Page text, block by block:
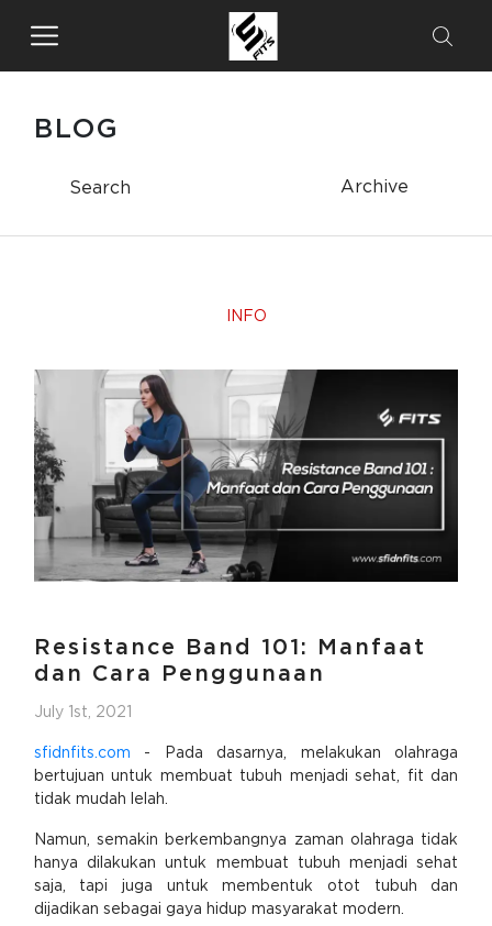
BLOG
Archive
INFO
Resistance Band 101: Manfaat
dan Cara Penggunaan
July 1st, 2021
sfidnfits.com - Pada dasarnya, melakukan olahraga
bertujuan untuk membuat tubuh menjadi sehat, fit dan
tidak mudah lelah.
Namun, semakin berkembangnya zaman olahraga tidak
hanya dilakukan untuk membuat tubuh menjadi sehat
saja, tapi juga untuk membentuk otot tubuh dan
dijadikan sebagai gaya hidup masyarakat modern.